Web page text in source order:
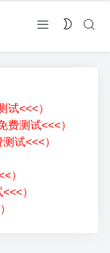
<<<）
测试<<<）
试<<<）
）
）